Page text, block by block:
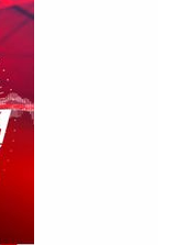
leader du
brulants qui